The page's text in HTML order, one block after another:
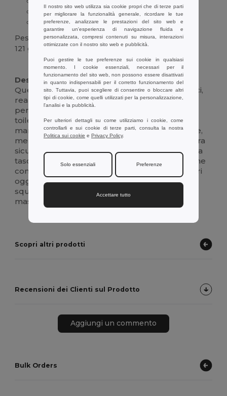
Maniglia imbottita
Tasca interna con cerniera
Peso
121 g.
Alta disponibilità Personalizzabile
Descrizione:
Questa resistente e pratica borsa per cosmetici,
realizzata in materiale 300D ad alta densità, è
perfetta per tenere organizzati gli articoli da
toilette e i cosmetici a casa o in viaggio. La
maniglia imbottita offre una presa confortevole,
mentre la doppia cerniera assicura una chiusura
sicura. L'interno foderato è dotato di una pratica
tasca con cerniera per gli oggetti più piccoli, che
consente un'organizzazione efficiente dei vostri
oggetti essenziali. La sua forma strutturata e
squadrata aiuta a mantenere la forma e a
massimizzare lo spazio di archiviazione.
Scopri altri prodotti
Recensioni dei Clienti sul Prodotto
Aggiungi un commento
Bulk Orders
Il nostro sito web utilizza sia cookie propri che di terze parti
per migliorare la funzionalità generale, ricordare le tue
preferenze, analizzare le prestazioni del sito web e
garantire un'esperienza di navigazione fluida e
personalizzata, compresi contenuti su misura, interazioni
ottimizzate con il nostro sito web e pubblicità.
Puoi gestire le tue preferenze sui cookie in qualsiasi
momento. I cookie essenziali, necessari per il
funzionamento del sito web, non possono essere disattivati
in quanto indispensabili per il corretto funzionamento del
sito. Tuttavia, puoi scegliere di consentire o bloccare altri
tipi di cookie, come quelli utilizzati per la personalizzazione,
l'analisi e la pubblicità.
Per ulteriori dettagli su come utilizziamo i cookie, come
controllarli e sui cookie di terze parti, consulta la nostra
Politica sui cookie e Privacy Policy.
Solo essenziali Preferenze
Accettare tutto